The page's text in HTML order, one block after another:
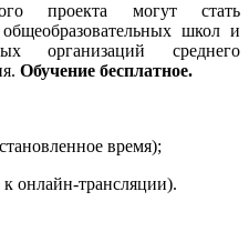
проекта могут стать
школ и
организаций среднего
Обучение бесплатное.
время);
онлайн-трансляции).